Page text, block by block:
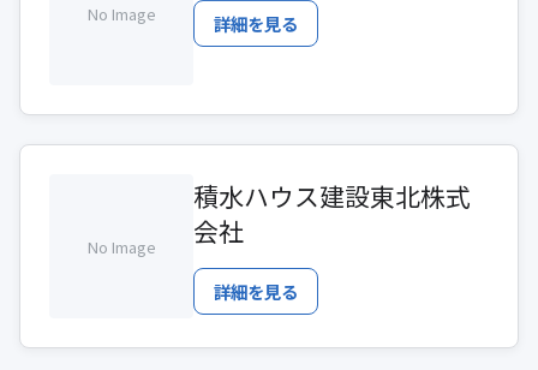
No Image 詳細を見る
No Image
積水ハウス建設東北株式
会社
詳細を見る